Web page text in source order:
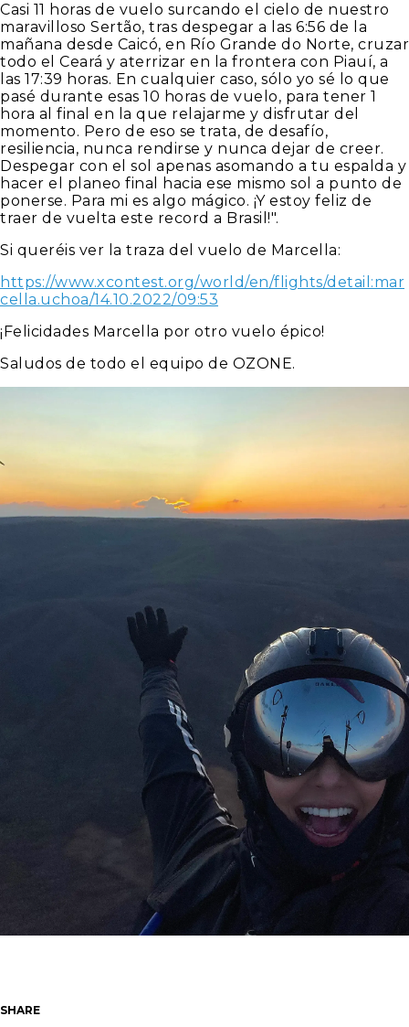
Casi 11 horas de vuelo surcando el cielo de nuestro
maravilloso Sertão, tras despegar a las 6:56 de la
mañana desde Caicó, en Río Grande do Norte, cruzar
todo el Ceará y aterrizar en la frontera con Piauí, a
las 17:39 horas. En cualquier caso, sólo yo sé lo que
pasé durante esas 10 horas de vuelo, para tener 1
hora al final en la que relajarme y disfrutar del
momento. Pero de eso se trata, de desafío,
resiliencia, nunca rendirse y nunca dejar de creer.
Despegar con el sol apenas asomando a tu espalda y
hacer el planeo final hacia ese mismo sol a punto de
ponerse. Para mi es algo mágico. ¡Y estoy feliz de
traer de vuelta este record a Brasil!".
Si queréis ver la traza del vuelo de Marcella:
https://www.xcontest.org/world/en/flights/detail:mar
cella.uchoa/14.10.2022/09:53
¡Felicidades Marcella por otro vuelo épico!
Saludos de todo el equipo de OZONE.
SHARE